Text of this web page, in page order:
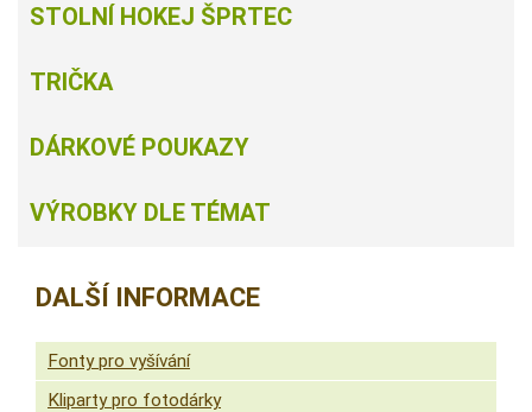
STOLNÍ HOKEJ ŠPRTEC
TRIČKA
DÁRKOVÉ POUKAZY
VÝROBKY DLE TÉMAT
DALŠÍ INFORMACE
Fonty pro vyšívání
Kliparty pro fotodárky